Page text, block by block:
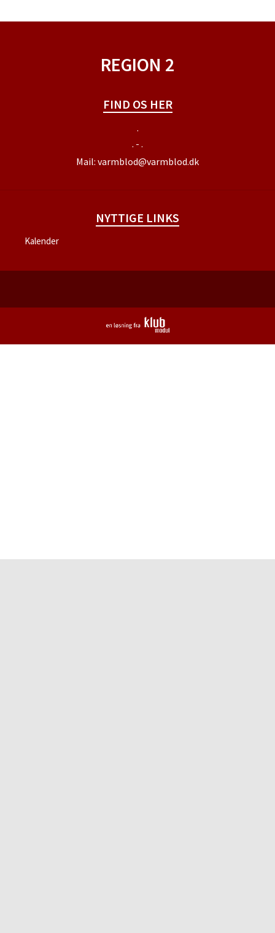
REGION 2
FIND OS HER
.
. - .
Mail: varmblod@varmblod.dk
NYTTIGE LINKS
Kalender